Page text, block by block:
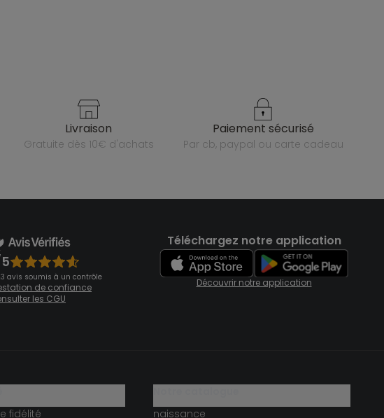
livraison
gratuite dès 10€ d'achats
paiement sécurisé
par cb, paypal ou carte cadeau
avis soumis à un contrôle
de confiance
les CGU
Téléchargez notre application
Découvrir notre application
fidélité
naissance